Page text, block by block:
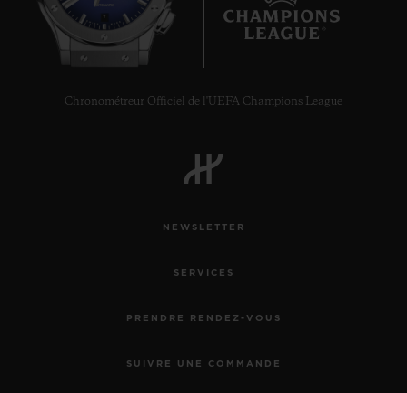
7
Chronométreur Officiel de l'UEFA Champions League
NEWSLETTER
SERVICES
PRENDRE RENDEZ-VOUS
SUIVRE UNE COMMANDE